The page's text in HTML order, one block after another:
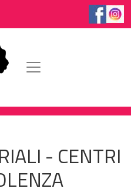
Salta al contenuto principale
- CENTRI